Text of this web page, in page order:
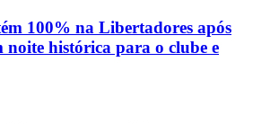
100% na Libertadores após
noite histórica para o clube e